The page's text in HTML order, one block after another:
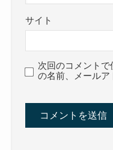
サイト
次回のコメント
の名前、メールア